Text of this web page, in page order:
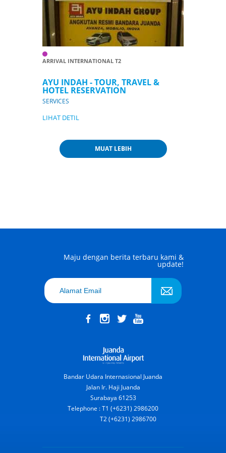
ARRIVAL INTERNATIONAL T2
AYU INDAH - TOUR, TRAVEL &
HOTEL RESERVATION
SERVICES
LIHAT DETIL
MUAT LEBIH
Maju dengan berita terbaru kami &
update!
Bandar Udara Internasional Juanda
Jalan Ir. Haji Juanda
Surabaya 61253
Telephone : T1 (+6231) 2986200
T2 (+6231) 2986700